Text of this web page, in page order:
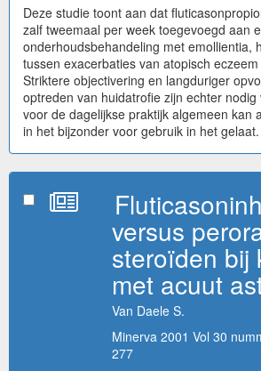
Deze studie toont aan dat
zalf tweemaal per week toegevoegd aan
onderhoudsbehandeling met emollientia,
tussen exacerbaties van atopisch
Striktere objectivering en langduriger
optreden van huidatrofie zijn echter
voor de dagelijkse praktijk algemeen kan
in het bijzonder voor gebruik in het gelaat.
versus
steroïden bij
met acuut
Van Daele S.
Minerva 2001 Vol 30
277